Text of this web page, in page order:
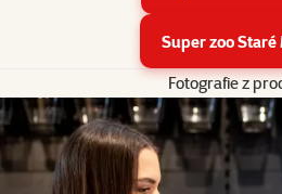
Super zoo Staré
Fotografie z